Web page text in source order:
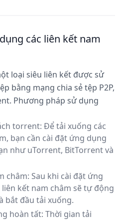
các liên kết nam
loại siêu liên kết được sử
bằng mạng chia sẻ tệp P2P,
Phương pháp sử dụng
torrent: Để tải xuống các
bạn cần cài đặt ứng dụng
như uTorrent, BitTorrent và
châm: Sau khi cài đặt ứng
kết nam châm sẽ tự động
bắt đầu tải xuống.
hoàn tất: Thời gian tải